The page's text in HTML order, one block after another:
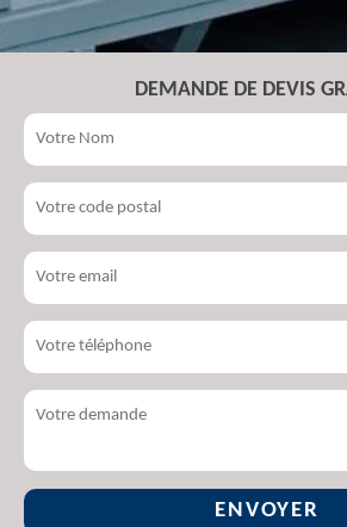
DEMANDE DE DEVIS